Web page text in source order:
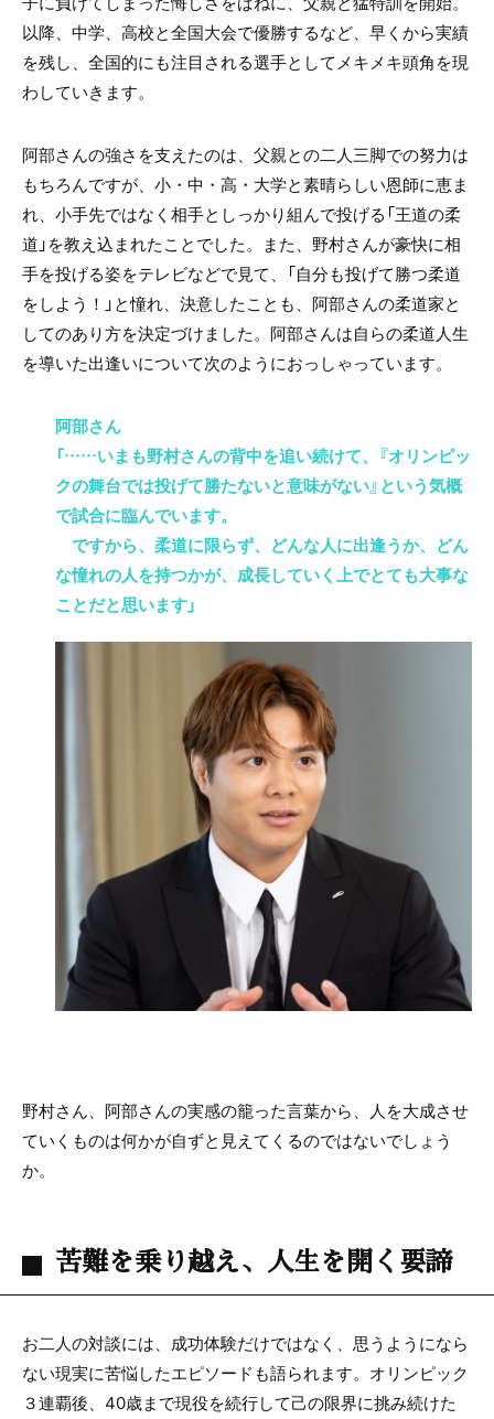
以降、中学、高校と全国大会で優勝するなど、早くから実績
を残し、全国的にも注目される選手としてメキメキ頭角を現
わしていきます。
阿部さんの強さを支えたのは、父親との二人三脚での努力は
もちろんですが、小・中・高・大学と素晴らしい恩師に恵ま
れ、小手先ではなく相手としっかり組んで投げる「王道の柔
道」を教え込まれたことでした。また、野村さんが豪快に相
手を投げる姿をテレビなどで見て、「自分も投げて勝つ柔道
をしよう！」と憧れ、決意したことも、阿部さんの柔道家と
してのあり方を決定づけました。阿部さんは自らの柔道人生
を導いた出逢いについて次のようにおっしゃっています。
阿部さん
「……いまも野村さんの背中を追い続けて、『オリンピッ
クの舞台では投げて勝たないと意味がない』という気概
で試合に臨んでいます。
ですから、柔道に限らず、どんな人に出逢うか、どん
な憧れの人を持つかが、成長していく上でとても大事な
ことだと思います」
野村さん、阿部さんの実感の籠った言葉から、人を大成させ
ていくものは何かが自ずと見えてくるのではないでしょう
か。
苦難を乗り越え、人生を開く要諦
お二人の対談には、成功体験だけではなく、思うようになら
ない現実に苦悩したエピソードも語られます。オリンピック
３連覇後、40歳まで現役を続行して己の限界に挑み続けた